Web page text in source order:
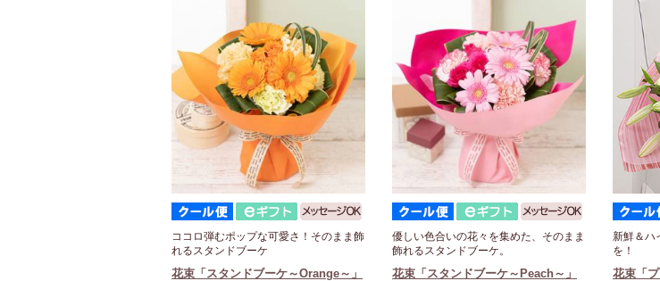
ココロ弾むポップな可愛さ！そのまま飾
れるスタンドブーケ
花束「スタンドブーケ～Orange～」
優しい色合いの花々を集めた、そのまま
飾れるスタンドブーケ。
花束「スタンドブーケ～Peach～」
新鮮＆ハ
を！
花束「プ